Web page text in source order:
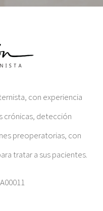
con experiencia
crónicas, detección
preoperatorias, con
tratar a sus pacientes.